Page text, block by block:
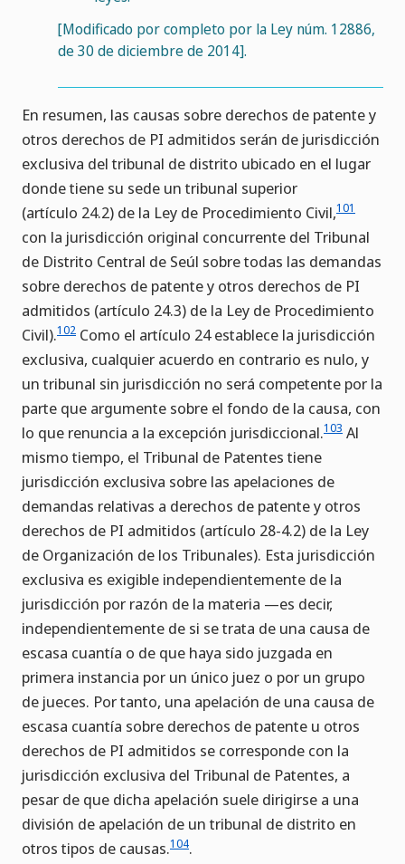
[Modificado por completo por la Ley núm. 12886,
de 30 de diciembre de 2014].
En resumen, las causas sobre derechos de patente y
otros derechos de PI admitidos serán de jurisdicción
exclusiva del tribunal de distrito ubicado en el lugar
donde tiene su sede un tribunal superior
(artículo 24.2) de la Ley de Procedimiento Civil,101
con la jurisdicción original concurrente del Tribunal
de Distrito Central de Seúl sobre todas las demandas
sobre derechos de patente y otros derechos de PI
admitidos (artículo 24.3) de la Ley de Procedimiento
Civil).102 Como el artículo 24 establece la jurisdicción
exclusiva, cualquier acuerdo en contrario es nulo, y
un tribunal sin jurisdicción no será competente por la
parte que argumente sobre el fondo de la causa, con
lo que renuncia a la excepción jurisdiccional.103 Al
mismo tiempo, el Tribunal de Patentes tiene
jurisdicción exclusiva sobre las apelaciones de
demandas relativas a derechos de patente y otros
derechos de PI admitidos (artículo 28-4.2) de la Ley
de Organización de los Tribunales). Esta jurisdicción
exclusiva es exigible independientemente de la
jurisdicción por razón de la materia —es decir,
independientemente de si se trata de una causa de
escasa cuantía o de que haya sido juzgada en
primera instancia por un único juez o por un grupo
de jueces. Por tanto, una apelación de una causa de
escasa cuantía sobre derechos de patente u otros
derechos de PI admitidos se corresponde con la
jurisdicción exclusiva del Tribunal de Patentes, a
pesar de que dicha apelación suele dirigirse a una
división de apelación de un tribunal de distrito en
otros tipos de causas.104.